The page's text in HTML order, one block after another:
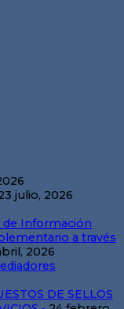
julio, 2026
de Información
a través
2026
DE SELLOS